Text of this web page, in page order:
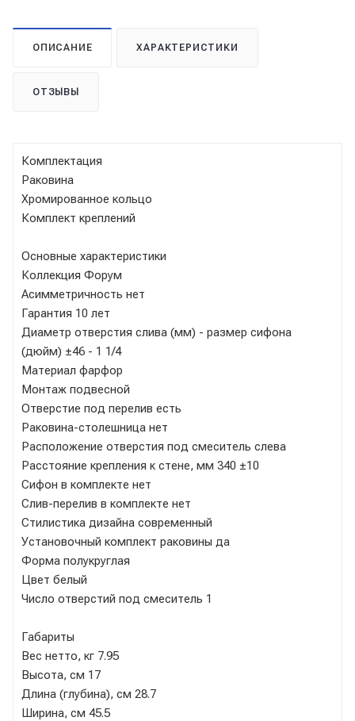
ОПИСАНИЕ ХАРАКТЕРИСТИКИ
ОТЗЫВЫ
Комплектация
Раковина
Хромированное кольцо
Комплект креплений
Основные характеристики
Коллекция Форум
Асимметричность нет
Гарантия 10 лет
Диаметр отверстия слива (мм) - размер сифона
(дюйм) ±46 - 1 1/4
Материал фарфор
Монтаж подвесной
Отверстие под перелив есть
Раковина-столешница нет
Расположение отверстия под смеситель слева
Расстояние крепления к стене, мм 340 ±10
Сифон в комплекте нет
Слив-перелив в комплекте нет
Стилистика дизайна современный
Установочный комплект раковины да
Форма полукруглая
Цвет белый
Число отверстий под смеситель 1
Габариты
Вес нетто, кг 7.95
Высота, см 17
Длина (глубина), см 28.7
Ширина, см 45.5